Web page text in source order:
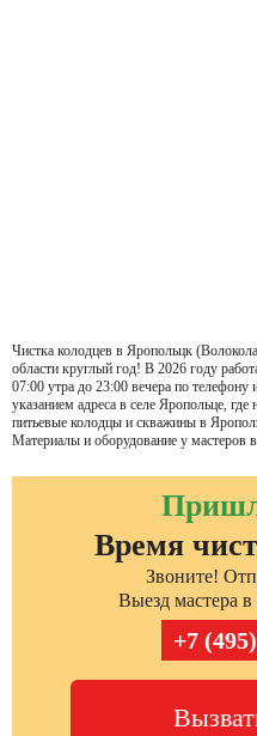
Чистка колодцев в Яропольцк
области круглый год! В 2026 году
07:00 утра до 23:00 вечера по телефону
указанием адреса в селе Яропольце,
питьевые колодцы и скважины в
Материалы и оборудование у мастеров
Время
Звоните!
Выезд мастера
+7